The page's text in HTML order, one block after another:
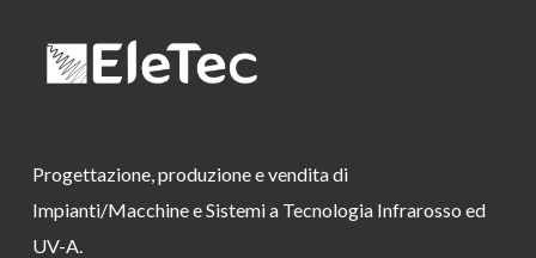
Progettazione, produzione e vendita di
Impianti/Macchine e Sistemi a Tecnologia Infrarosso ed
UV-A.